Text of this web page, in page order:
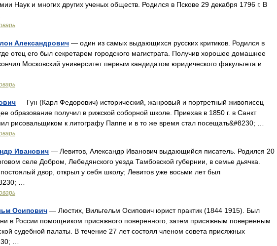
Наук и многих других ученых обществ. Родился в Пскове 29 декабря 1796 г. В
Александрович — один из самых выдающихся русских критиков. Родился в
отец его был секретарем городского магистрата. Получив хорошее домашнее
Московский университет первым кандидатом юридического факультета и
— Гун (Карл Федорович) исторический, жанровый и портретный живописец
образование получил в рижской соборной школе. Приехав в 1850 г. в Санкт
рисовальщиком к литографу Паппе и в то же время стал посещать&#8230; …
Иванович — Левитов, Александр Иванович выдающийся писатель. Родился 20
селе Добром, Лебедянского уезда Тамбовской губернии, в семье дьячка.
двор, открыл у себя школу; Левитов уже восьми лет был
…
Осипович — Люстих, Вильгельм Осипович юрист практик (1844 1915). Был
в России помощником присяжного поверенного, затем присяжным поверенным
судебной палаты. В течение 27 лет состоял членом совета присяжных
…